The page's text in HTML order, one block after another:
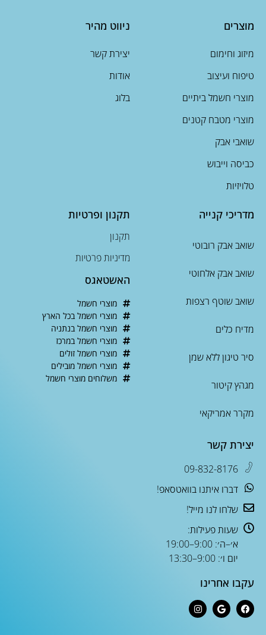
מוצרים
מיזוג וחימום
טיפוח ועיצוב
מוצרי חשמל ביתיים
מוצרי מטבח קטנים
שואבי אבק
כביסה וייבוש
טלויזיות
ניווט מהיר
יצירת קשר
אודות
בלוג
מדריכי קנייה
שואב אבק רובוטי
שואב אבק אלחוטי
שואב שוטף רצפות
מדיח כלים
סיר טיגון ללא שמן
מגהץ קיטור
מקרר אמריקאי
תקנון ופרטיות
תקנון
מדיניות פרטיות
האשטאגס
מוצרי חשמל
מוצרי חשמל בכל הארץ
מוצרי חשמל בנתניה
מוצרי חשמל במרכז
מוצרי חשמל זולים
מוצרי חשמל מובילים
משלוחים מוצרי חשמל
יצירת קשר
09-832-8176
דברו איתנו בוואטסאפ!
שלחו לנו מייל!
שעות פעילות:
א׳–ה׳: 9:00–19:00
יום ו׳: 9:00–13:30
עקבו אחרינו